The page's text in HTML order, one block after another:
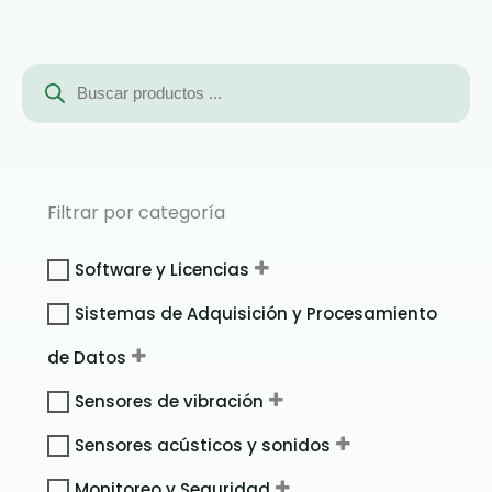
Búsqueda
productos
Filtrar por categoría
Software y Licencias
Sistemas de Adquisición y Procesamiento
de Datos
Sensores de vibración
Sensores acústicos y sonidos